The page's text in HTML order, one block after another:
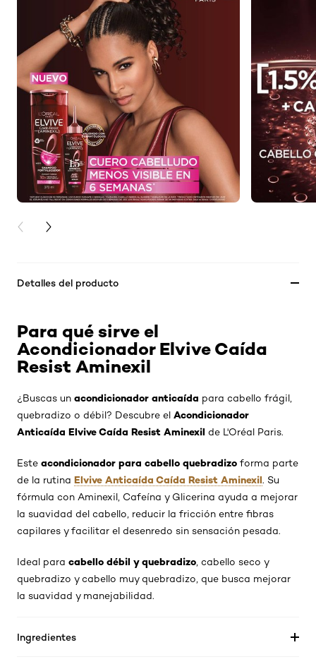
PREVIOUS CARD
NEXT CARD
Detalles del producto
Para qué sirve el
Acondicionador Elvive Caída
Resist Aminexil
¿Buscas un acondicionador anticaída para cabello frágil,
quebradizo o débil? Descubre el Acondicionador
Anticaída Elvive Caída Resist Aminexil de L'Oréal Paris.
Este acondicionador para cabello quebradizo forma parte
de la rutina Elvive Anticaída Caída Resist Aminexil. Su
fórmula con Aminexil, Cafeína y Glicerina ayuda a mejorar
la suavidad del cabello, reducir la fricción entre fibras
capilares y facilitar el desenredo sin sensación pesada.
Ideal para cabello débil y quebradizo , cabello seco y
quebradizo y cabello muy quebradizo, que busca mejorar
la suavidad y manejabilidad.
Ingredientes